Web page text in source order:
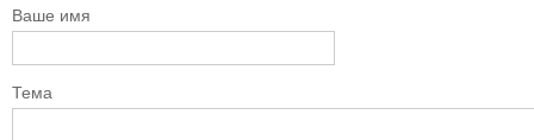
Ваше имя
Тема